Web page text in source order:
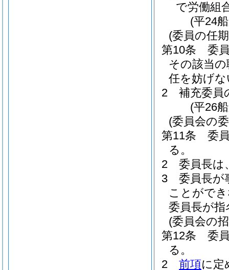
で労働組
(平24
(委員の任
第10条
委
その該当
任を妨げな
2
補充委員
(平26
(委員会の
第11条
委
る。
2
委員長は
3
委員長が
ことがで
委員長が
(委員会の
第12条
委
る。
2
前項に定